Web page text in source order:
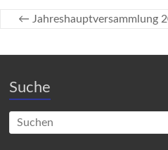
← Jahreshauptversammlung
Suche